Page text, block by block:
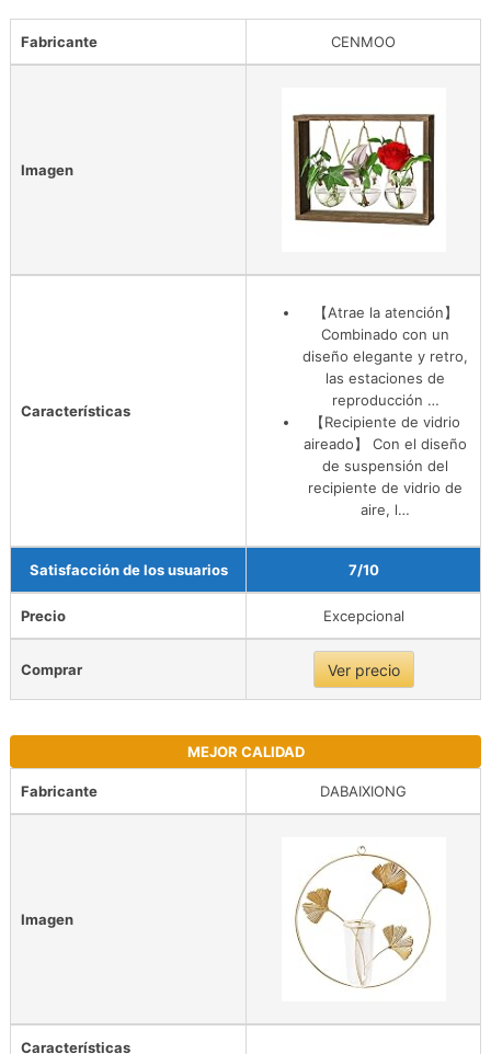
Fabricante CENMOO
Imagen
Características
【Atrae la atención】
Combinado con un
diseño elegante y retro,
las estaciones de
reproducción …
【Recipiente de vidrio
aireado】 Con el diseño
de suspensión del
recipiente de vidrio de
aire, l…
Satisfacción de los usuarios 7/10
Precio Excepcional
Comprar Ver precio
MEJOR CALIDAD
Fabricante DABAIXIONG
Imagen
Características